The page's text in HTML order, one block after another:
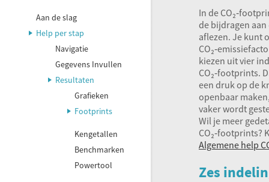
Aan de slag
Help per stap
Navigatie
Gegevens Invullen
Resultaten
Grafieken
Footprints
Kengetallen
Benchmarken
Powertool
In de
de bijdragen aan
aflezen. Je kunt
kiezen uit vier
CO₂‑footprints.
een druk op de
openbaar
vaker wordt
Wil je meer
CO₂‑footprints?
Algemene help
Zes